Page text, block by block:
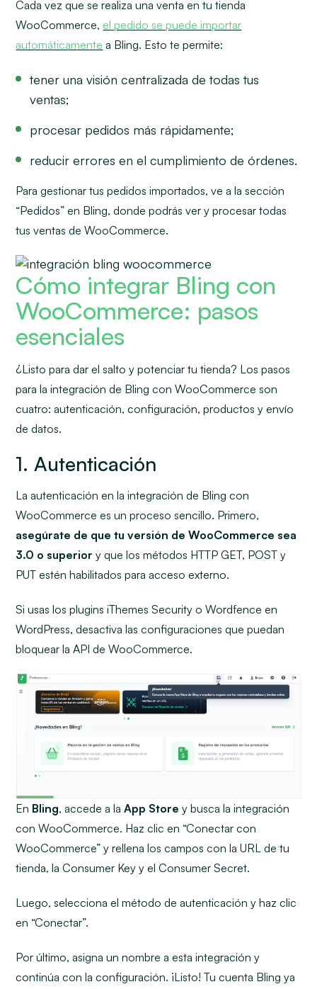
Cada vez que se realiza una venta en tu tienda
WooCommerce, el pedido se puede importar
automáticamente a Bling. Esto te permite:
tener una visión centralizada de todas tus
ventas;
procesar pedidos más rápidamente;
reducir errores en el cumplimiento de órdenes.
Para gestionar tus pedidos importados, ve a la sección
“Pedidos” en Bling, donde podrás ver y procesar todas
tus ventas de WooCommerce.
Cómo integrar Bling con
WooCommerce: pasos
esenciales
¿Listo para dar el salto y potenciar tu tienda? Los pasos
para la integración de Bling con WooCommerce son
cuatro: autenticación, configuración, productos y envío
de datos.
1. Autenticación
La autenticación en la integración de Bling con
WooCommerce es un proceso sencillo. Primero,
asegúrate de que tu versión de WooCommerce sea
3.0 o superior y que los métodos HTTP GET, POST y
PUT estén habilitados para acceso externo.
Si usas los plugins iThemes Security o Wordfence en
WordPress, desactiva las configuraciones que puedan
bloquear la API de WooCommerce.
En Bling, accede a laApp Store y busca la integración
con WooCommerce. Haz clic en “Conectar con
WooCommerce” y rellena los campos con la URL de tu
tienda, la Consumer Key y el Consumer Secret.
Luego, selecciona el método de autenticación y haz clic
en “Conectar”.
Por último, asigna un nombre a esta integración y
continúa con la configuración. ¡Listo! Tu cuenta Bling ya